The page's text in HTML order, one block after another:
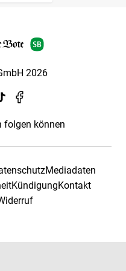
2026
folgen können
Mediadaten
KündigungKontakt